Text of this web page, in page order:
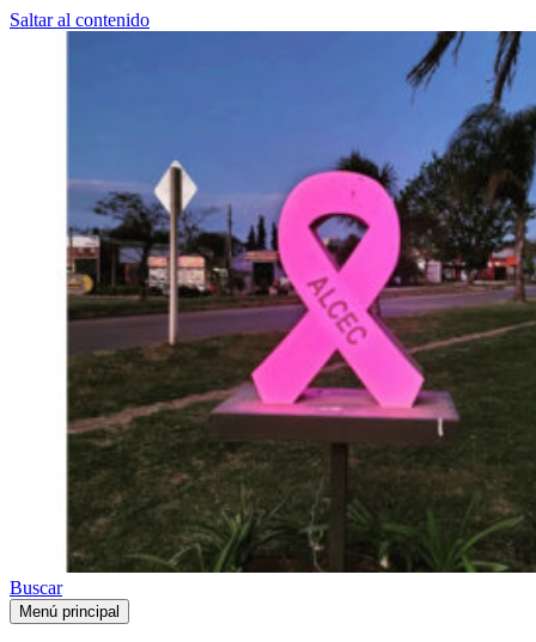
Saltar al contenido
Buscar
Menú principal